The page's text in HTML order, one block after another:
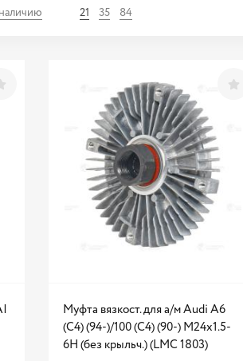
21 35 84
Муфта вязкост. для а/м Audi A6
(C4) (94-)/100 (C4) (90-) М24х1.5-
6H (без крыльч.) (LMC 1803)